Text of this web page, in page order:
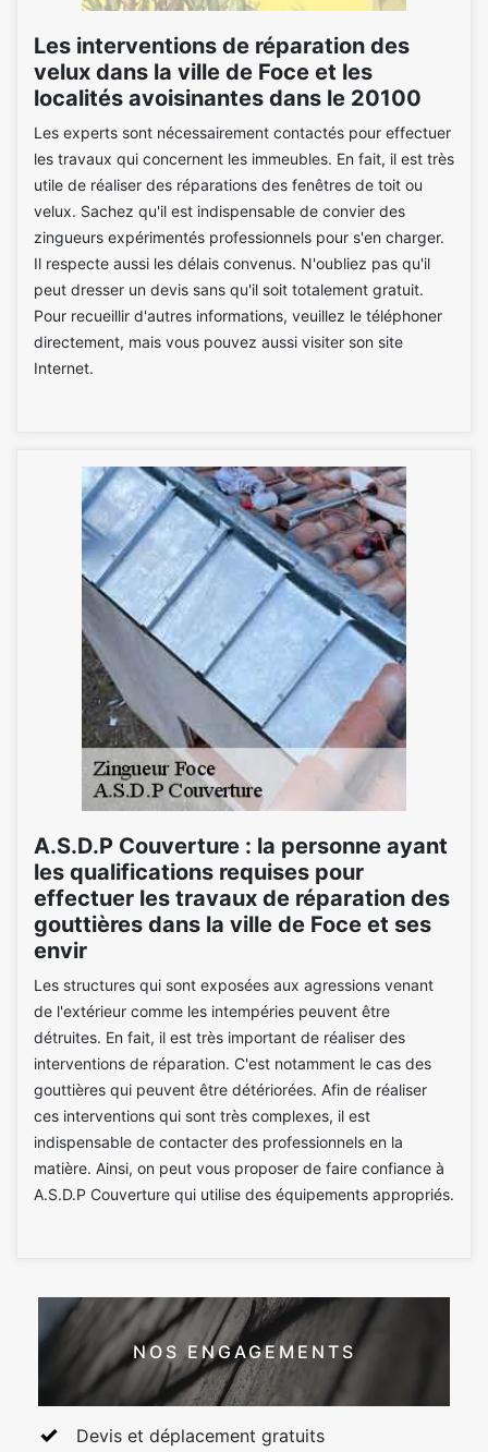
Les interventions de réparation des
velux dans la ville de Foce et les
localités avoisinantes dans le 20100
Les experts sont nécessairement contactés pour effectuer
les travaux qui concernent les immeubles. En fait, il est très
utile de réaliser des réparations des fenêtres de toit ou
velux. Sachez qu'il est indispensable de convier des
zingueurs expérimentés professionnels pour s'en charger.
Il respecte aussi les délais convenus. N'oubliez pas qu'il
peut dresser un devis sans qu'il soit totalement gratuit.
Pour recueillir d'autres informations, veuillez le téléphoner
directement, mais vous pouvez aussi visiter son site
Internet.
A.S.D.P Couverture : la personne ayant
les qualifications requises pour
effectuer les travaux de réparation des
gouttières dans la ville de Foce et ses
envir
Les structures qui sont exposées aux agressions venant
de l'extérieur comme les intempéries peuvent être
détruites. En fait, il est très important de réaliser des
interventions de réparation. C'est notamment le cas des
gouttières qui peuvent être détériorées. Afin de réaliser
ces interventions qui sont très complexes, il est
indispensable de contacter des professionnels en la
matière. Ainsi, on peut vous proposer de faire confiance à
A.S.D.P Couverture qui utilise des équipements appropriés.
NOS ENGAGEMENTS
Devis et déplacement gratuits